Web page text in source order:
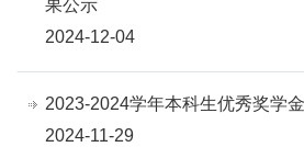
果公示
2024-12-04
2023-2024学年本科生优秀奖学
2024-11-29